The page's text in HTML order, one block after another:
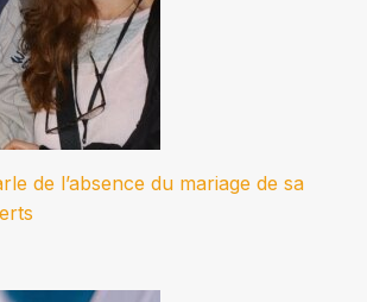
de l’absence du mariage de sa